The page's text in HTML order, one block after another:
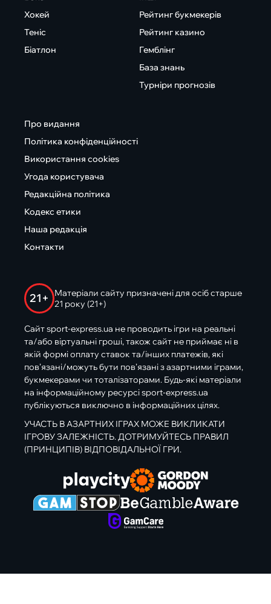
Хокей
Теніс
Біатлон
Рейтинг букмекерів
Рейтинг казино
Гемблінг
База знань
Турніри прогнозів
Про видання
Політика конфіденційності
Використання cookies
Угода користувача
Редакційна політика
Кодекс етики
Наша редакція
Контакти
21+
Матеріали сайту призначені для осіб старше
21 року (21+)
Сайт sport-express.ua не проводить ігри на реальні
та/або віртуальні гроші, також сайт не приймає ні в
якій формі оплату ставок та/інших платежів, які
пов’язані/можуть бути пов’язані з азартними іграми,
букмекерами чи тоталізаторами. Будь-які матеріали
на інформаційному ресурсі sport-express.ua
публікуються виключно в інформаційних цілях.
УЧАСТЬ В АЗАРТНИХ ІГРАХ МОЖЕ ВИКЛИКАТИ
ІГРОВУ ЗАЛЕЖНІСТЬ. ДОТРИМУЙТЕСЬ ПРАВИЛ
(ПРИНЦИПІВ) ВІДПОВІДАЛЬНОЇ ГРИ.